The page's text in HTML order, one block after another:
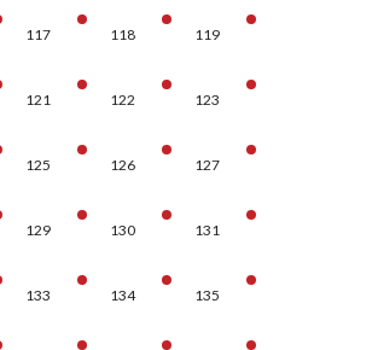
117 118 119
121 122 123
125 126 127
129 130 131
133 134 135